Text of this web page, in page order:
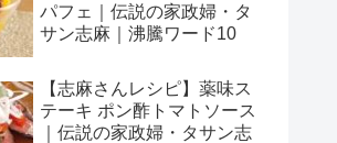
パフェ｜伝説の家政婦・タ
サン志麻｜沸騰ワード10
【志麻さんレシピ】薬味ス
テーキ ポン酢トマトソース
｜伝説の家政婦・タサン志